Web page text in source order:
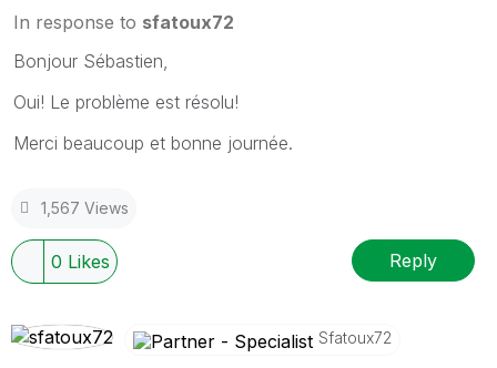
In response to sfatoux72
Bonjour Sébastien,
Oui! Le problème est résolu!
Merci beaucoup et bonne journée.
1,567 Views
0 Likes Reply
Sfatoux72